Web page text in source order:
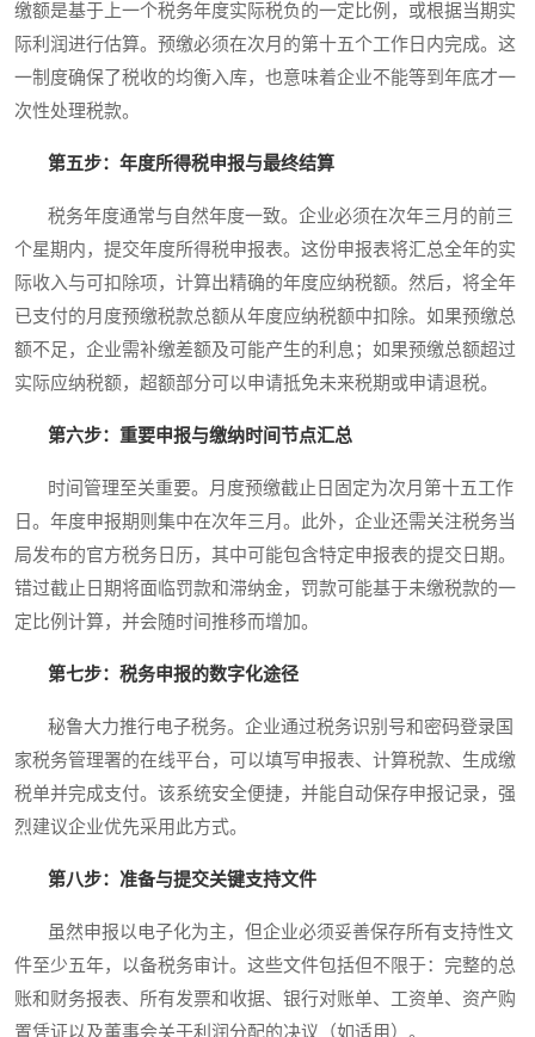
缴额是基于上一个税务年度实际税负的一定比例，或根据当期实
际利润进行估算。预缴必须在次月的第十五个工作日内完成。这
一制度确保了税收的均衡入库，也意味着企业不能等到年底才一
次性处理税款。
第五步：年度所得税申报与最终结算
税务年度通常与自然年度一致。企业必须在次年三月的前三
个星期内，提交年度所得税申报表。这份申报表将汇总全年的实
际收入与可扣除项，计算出精确的年度应纳税额。然后，将全年
已支付的月度预缴税款总额从年度应纳税额中扣除。如果预缴总
额不足，企业需补缴差额及可能产生的利息；如果预缴总额超过
实际应纳税额，超额部分可以申请抵免未来税期或申请退税。
第六步：重要申报与缴纳时间节点汇总
时间管理至关重要。月度预缴截止日固定为次月第十五工作
日。年度申报期则集中在次年三月。此外，企业还需关注税务当
局发布的官方税务日历，其中可能包含特定申报表的提交日期。
错过截止日期将面临罚款和滞纳金，罚款可能基于未缴税款的一
定比例计算，并会随时间推移而增加。
第七步：税务申报的数字化途径
秘鲁大力推行电子税务。企业通过税务识别号和密码登录国
家税务管理署的在线平台，可以填写申报表、计算税款、生成缴
税单并完成支付。该系统安全便捷，并能自动保存申报记录，强
烈建议企业优先采用此方式。
第八步：准备与提交关键支持文件
虽然申报以电子化为主，但企业必须妥善保存所有支持性文
件至少五年，以备税务审计。这些文件包括但不限于：完整的总
账和财务报表、所有发票和收据、银行对账单、工资单、资产购
置凭证以及董事会关于利润分配的决议（如适用）。